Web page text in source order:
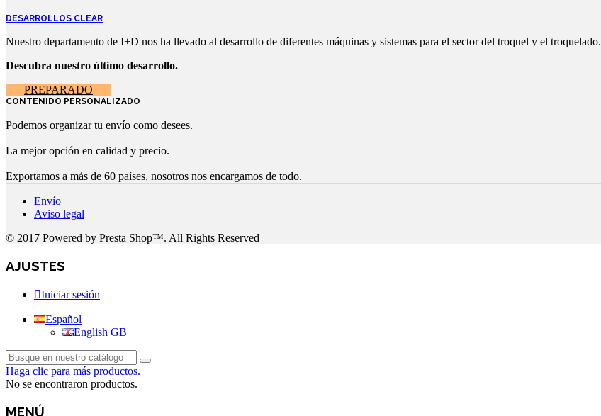
DESARROLLOS CLEAR
Nuestro departamento de I+D nos ha llevado al desarrollo de diferentes máquinas y sistemas para el sector del troquel y el troquelado.
Descubra nuestro último desarrollo.
PREPARADO
CONTENIDO PERSONALIZADO
Podemos organizar tu envío como desees.
La mejor opción en calidad y precio.
Exportamos a más de 60 países, nosotros nos encargamos de todo.
Envío
Aviso legal
© 2017 Powered by Presta Shop™. All Rights Reserved
AJUSTES
Iniciar sesión
Español
English GB
Haga clic para más productos.
No se encontraron productos.
MENÚ